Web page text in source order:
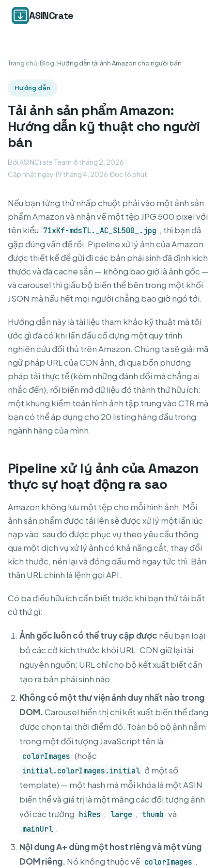
ASINCrate
Trang chủ/Blog/Hướng dẫn tải ảnh Amazon cho người bán
Hướng dẫn
Tải ảnh sản phẩm Amazon:
Hướng dẫn kỹ thuật cho người
bán
Bởi ASINCrate Team·8 tháng 2, 2026·
Cập nhật ngày 19 tháng 4, 2026·Đọc 16 phút
Nếu bạn từng thử nhấp chuột phải vào một ảnh sản
phẩm Amazon và nhận về một tệp JPG 500 pixel với
tên kiểu 71xKf-mdsTL._AC_SL500_.jpg , thì bạn đã
gặp đúng vấn đề rồi. Pipeline xử lý ảnh của Amazon
được thiết kế để gửi đi các bản phái sinh đã định kích
thước và đã cache sẵn — không bao giờ là ảnh gốc —
và carousel thì giấu bộ biến thể bên trong một khối
JSON mà hầu hết mọi người chẳng bao giờ ngó tới.
Hướng dẫn này là tài liệu tham khảo kỹ thuật mà tôi
ước gì đã có khi lần đầu cố dựng một quy trình
nghiên cứu đối thủ trên Amazon. Chúng ta sẽ giải mã
ngữ pháp URL của CDN ảnh, đi qua bốn phương
pháp tải thực tế (kèm những đánh đổi mà chẳng ai
nhắc đến), rồi biến mớ dữ liệu đó thành thứ hữu ích:
một khung kiểm toán hình ảnh tập trung vào CTR mà
bạn có thể áp dụng cho 20 listing hàng đầu trong
ngành hàng của mình.
Pipeline xử lý ảnh của Amazon
thực sự hoạt động ra sao
Amazon không lưu một tệp cho mỗi hình ảnh. Mỗi
ảnh sản phẩm được tải lên sẽ được xử lý một lần lúc
nạp vào, sau đó được phục vụ theo yêu cầu thông
qua một dịch vụ xử lý ảnh có khả năng cắt, thay đổi
kích thước, nén lại và đóng dấu mờ ngay tức thì. Bản
thân URL chính là lệnh gọi API.
Có ba điều hữu ích cần biết trước khi bạn thử tải bất
cứ thứ gì:
Ảnh gốc luôn có thể truy cập được nếu bạn loại
bỏ các cờ kích thước khỏi URL. CDN giữ lại tài
nguyên nguồn; URL chỉ cho bộ kết xuất biết cần
tạo ra bản phái sinh nào.
Không có một thư viện ảnh duy nhất nào trong
DOM.Carousel hiển thị chỉ kết xuất biến thể đang
được chọn tại thời điểm đó. Toàn bộ bộ ảnh nằm
trong một đối tượng JavaScript tên là
colorImages (hoặc
initial.colorImages.initial ở một số
template) — một hash mà mỗi khóa là một ASIN
biến thể và giá trị là một mảng các đối tượng ảnh
với các trường hiRes , large , thumb và
mainUrl .
Nội dung A+ dùng một host riêng và một vùng
DOM riêng. Nó không thuộc về colorImages .